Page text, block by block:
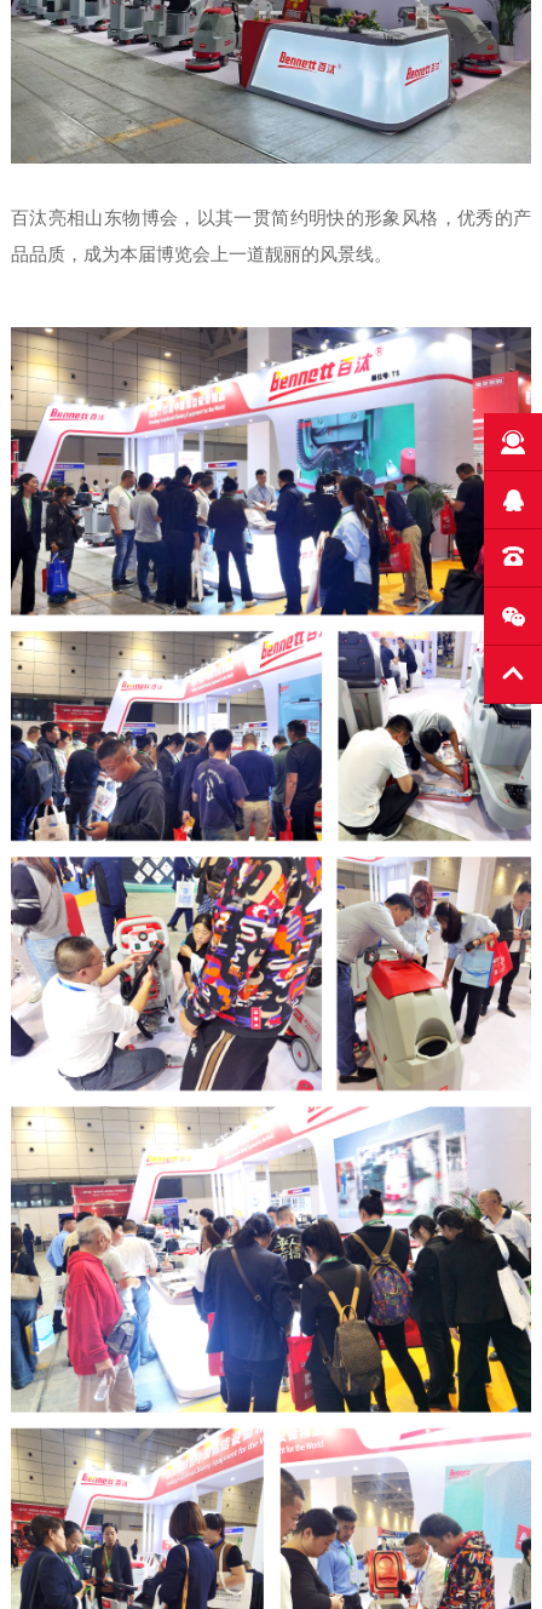
百汰亮相山东物博会，以其一贯简约明快的形象风格，优秀的产
品品质，成为本届博览会上一道靓丽的风景线。